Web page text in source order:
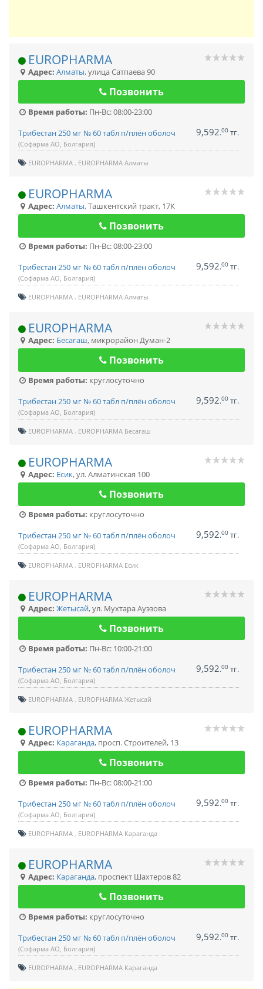
EUROPHARMA
Адрес: Алматы,улица Сатпаева 90
Позвонить
Время работы: Пн-Вс: 08:00-23:00
Трибестан 250 мг № 60 табл п/плён оболоч
(Софарма АО, Болгария)
9,592.00 тг.
EUROPHARMA EUROPHARMA Алматы
EUROPHARMA
Адрес: Алматы,Ташкентский тракт, 17К
Позвонить
Время работы: Пн-Вс: 08:00-23:00
Трибестан 250 мг № 60 табл п/плён оболоч
(Софарма АО, Болгария)
9,592.00 тг.
EUROPHARMA EUROPHARMA Алматы
EUROPHARMA
Адрес: Бесагаш, микрорайон Думан-2
Позвонить
Время работы: круглосуточно
Трибестан 250 мг № 60 табл п/плён оболоч
(Софарма АО, Болгария)
9,592.00 тг.
EUROPHARMA EUROPHARMA Бесагаш
EUROPHARMA
Адрес: Есик,ул. Алматинская 100
Позвонить
Время работы: круглосуточно
Трибестан 250 мг № 60 табл п/плён оболоч
(Софарма АО, Болгария)
9,592.00 тг.
EUROPHARMA EUROPHARMA Есик
EUROPHARMA
Адрес: Жетысай,ул. Мухтара Ауэзова
Позвонить
Время работы: Пн-Вс: 10:00-21:00
Трибестан 250 мг № 60 табл п/плён оболоч
(Софарма АО, Болгария)
9,592.00 тг.
EUROPHARMA EUROPHARMA Жетысай
EUROPHARMA
Адрес: Караганда, просп. Строителей, 13
Позвонить
Время работы: Пн-Вс: 08:00-21:00
Трибестан 250 мг № 60 табл п/плён оболоч
(Софарма АО, Болгария)
9,592.00 тг.
EUROPHARMA EUROPHARMA Караганда
EUROPHARMA
Адрес: Караганда, проспект Шахтеров 82
Позвонить
Время работы: круглосуточно
Трибестан 250 мг № 60 табл п/плён оболоч
(Софарма АО, Болгария)
9,592.00 тг.
EUROPHARMA EUROPHARMA Караганда